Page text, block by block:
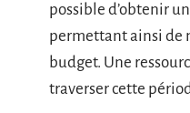
possible d’obtenir
permettant ainsi de
budget. Une
traverser cette